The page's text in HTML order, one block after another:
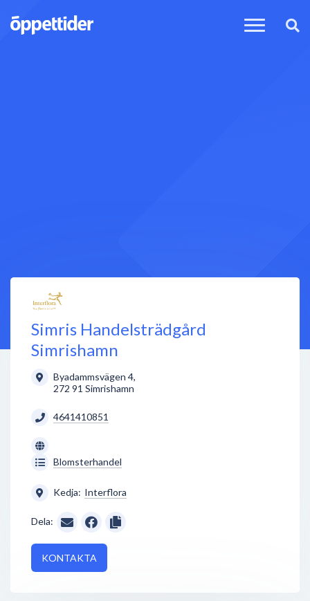
Simris Handelsträdgård
Simrishamn
Byadammsvägen 4,
272 91 Simrishamn
4641410851
Blomsterhandel
Kedja: Interflora
Dela:
KONTAKTA